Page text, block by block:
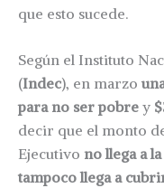
que esto sucede.
Según el Instituto
(Indec), en marzo
para no ser pobre y
decir que el monto
Ejecutivo no llega a
tampoco llega a